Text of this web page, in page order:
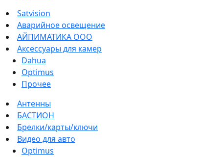
Satvision
Аварийное освещение
АЙПИМАТИКА ООО
Аксессуары для камер
Dahua
Optimus
Прочее
Антенны
БАСТИОН
Брелки/карты/ключи
Видео для авто
Optimus